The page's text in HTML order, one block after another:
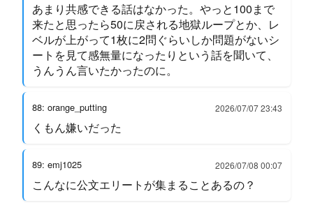
あまり共感できる話はなかった。やっと100まで
来たと思ったら50に戻される地獄ループとか、レ
ベルが上がって1枚に2問ぐらいしか問題がないシ
ートを見て感無量になったりという話を聞いて、
うんうん言いたかったのに。
88: orange_putting 2026/07/07 23:43
くもん嫌いだった
89: emj1025 2026/07/08 00:07
こんなに公文エリートが集まることあるの？